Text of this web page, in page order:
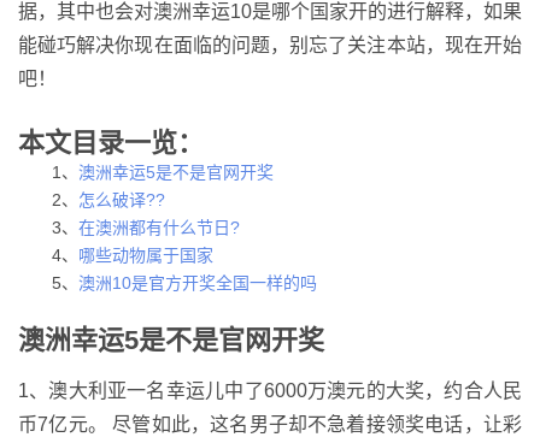
据，其中也会对澳洲幸运10是哪个国家开的进行解释，如果
能碰巧解决你现在面临的问题，别忘了关注本站，现在开始
吧！
本文目录一览：
1、 澳洲幸运5是不是官网开奖
2、 怎么破译??
3、 在澳洲都有什么节日?
4、 哪些动物属于国家
5、 澳洲10是官方开奖全国一样的吗
澳洲幸运5是不是官网开奖
1、澳大利亚一名幸运儿中了6000万澳元的大奖，约合人民
币7亿元。 尽管如此，这名男子却不急着接领奖电话，让彩